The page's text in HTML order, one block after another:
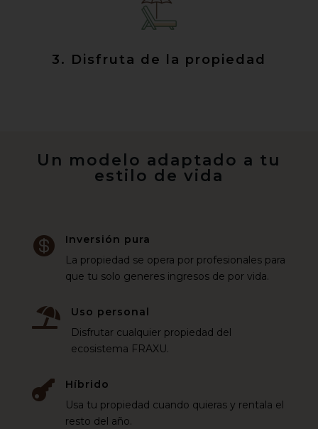
3. Disfruta de la propiedad
Un modelo adaptado a tu
estilo de vida

Inversión pura
La propiedad se opera por profesionales para
que tu solo generes ingresos de por vida.

Uso personal
Disfrutar cualquier propiedad del
ecosistema FRAXU.

Híbrido
Usa tu propiedad cuando quieras y rentala el
resto del año.